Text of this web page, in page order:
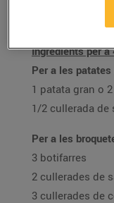
Ingredients per a
Per a les
1 patata gran o
1/2 cullerada de
Per a les
3 botifarres
2 cullerades de
3 cullerades de